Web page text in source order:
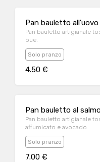
Pan bauletto all'uovo
Pan bauletto artigianale
bue.
Solo pranzo
4.50 €
Pan bauletto al
Pan bauletto artigianale
affumicato e avocado
Solo pranzo
7.00 €